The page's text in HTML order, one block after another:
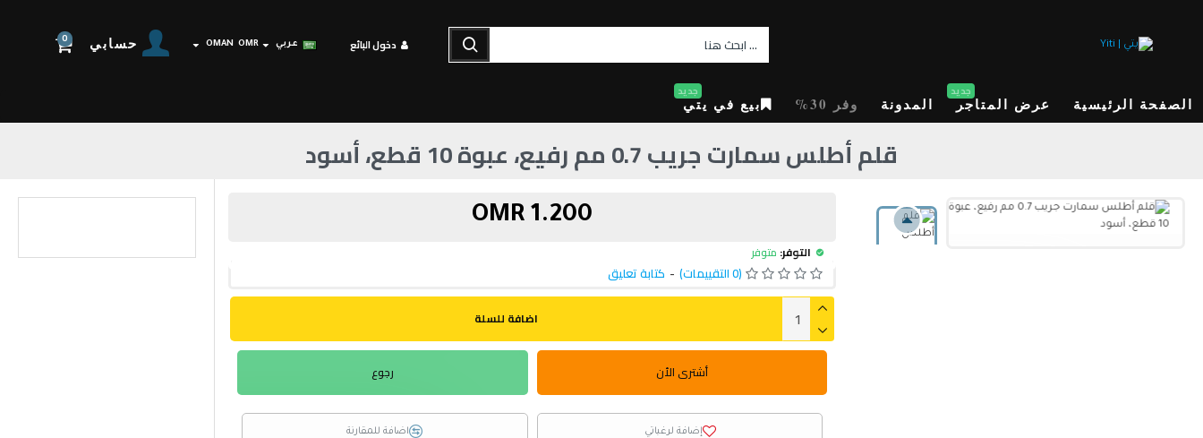
دخول البائع عربي OMR
OMAN حسابي 0
الصفحة الرئيسية عرض المتاجر
جديد
المدونة وفر 30% بيع في يتي
جديد
قلم أطلس سمارت جريب 0.7 مم رفيع، عبوة 10 قطع، أسود
التوفر: متوفر
(0 التقييمات) - كتابة تعليق
1.200 OMR
اضافة للسلة
أشترى الأن رجوع
إضافة لرغباتي اضافة للمقارنة